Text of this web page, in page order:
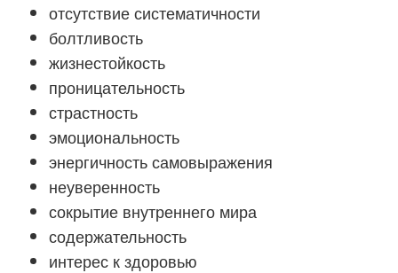
отсутствие систематичности
болтливость
жизнестойкость
проницательность
страстность
эмоциональность
энергичность самовыражения
неуверенность
сокрытие внутреннего мира
содержательность
интерес к здоровью